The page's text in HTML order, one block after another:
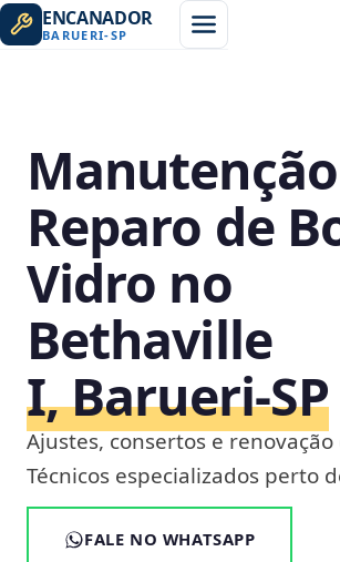
ENCANADOR
BARUERI-SP
Reparo de
Vidro no
Bethaville
I, Barueri‑SP
Ajustes, consertos e renovação
Técnicos especializados perto
FALE NO WHATSAPP